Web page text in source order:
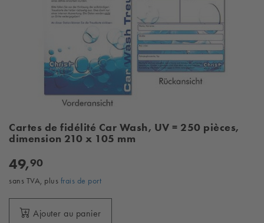
Cartes de fidélité Car Wash, UV = 250 pièces,
dimension 210 x 105 mm
49,90
sans TVA, plus frais de port
Ajouter au panier